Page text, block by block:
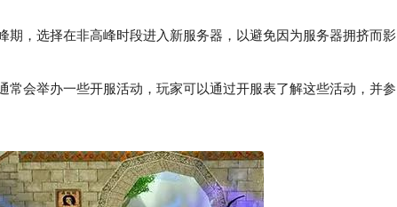
，选择在非高峰时段进入新服务器，以避免因为服务器拥挤而影
会举办一些开服活动，玩家可以通过开服表了解这些活动，并参